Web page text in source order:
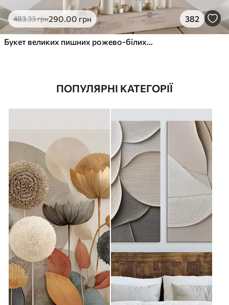
483.33грн290.00 грн 382
Букет великих пишних рожево-білих квітів півонії із зеленим листям на м’якому розмитому фоні
ПОПУЛЯРНІ КАТЕГОРІЇ